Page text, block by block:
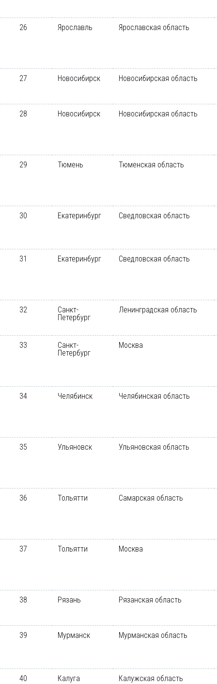
26 Ярославль Ярославская область
27 Новосибирск Новосибирская область
28 Новосибирск Новосибирская область
29 Тюмень Тюменская область
30 Екатеринбург Сведловская область
31 Екатеринбург Сведловская область
32
Санкт-
Петербург
Ленинградская область
33
Санкт-
Петербург
Москва
34 Челябинск Челябинская область
35 Ульяновск Ульяновская область
36 Тольятти Самарская область
37 Тольятти Москва
38 Рязань Рязанская область
39 Мурманск Мурманская область
40 Калуга Калужская область